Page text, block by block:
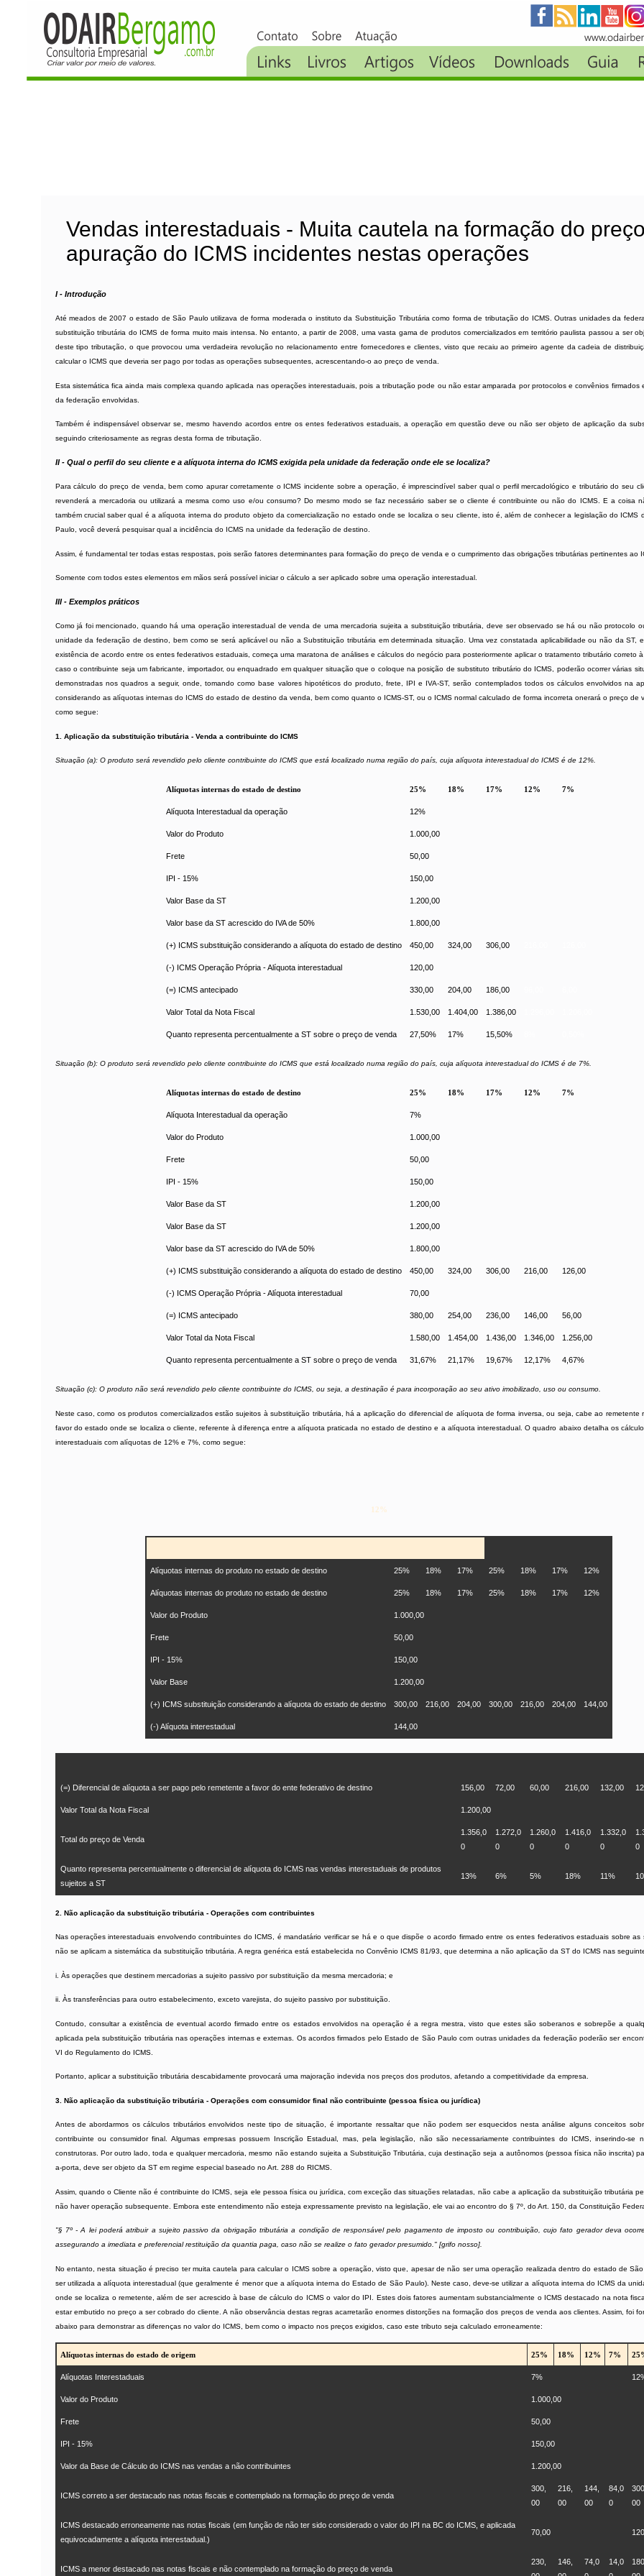
Vendas interestaduais - Muita cautela na formação do
apuração do ICMS incidentes nestas operações
I - Introdução
Até meados de 2007 o estado de São Paulo utilizava de forma moderada o instituto da Substituição Tributária como forma de tributação do ICMS. Outras unidades da
substituição tributária do ICMS de forma muito mais intensa. No entanto, a partir de 2008, uma vasta gama de produtos comercializados em território paulista passou a ser
deste tipo tributação, o que provocou uma verdadeira revolução no relacionamento entre fornecedores e clientes, visto que recaiu ao primeiro agente da cadeia de
calcular o ICMS que deveria ser pago por todas as operações subsequentes, acrescentando-o ao preço de venda.
Esta sistemática fica ainda mais complexa quando aplicada nas operações interestaduais, pois a tributação pode ou não estar amparada por protocolos e convênios firmados
da federação envolvidas.
Também é indispensável observar se, mesmo havendo acordos entre os entes federativos estaduais, a operação em questão deve ou não ser objeto de aplicação da
seguindo criteriosamente as regras desta forma de tributação.
II - Qual o perfil do seu cliente e a alíquota interna do ICMS exigida pela unidade da federação onde ele se localiza?
Para cálculo do preço de venda, bem como apurar corretamente o ICMS incidente sobre a operação, é imprescindível saber qual o perfil mercadológico e tributário do seu
revenderá a mercadoria ou utilizará a mesma como uso e/ou consumo? Do mesmo modo se faz necessário saber se o cliente é contribuinte ou não do ICMS. E a coisa
também crucial saber qual é a alíquota interna do produto objeto da comercialização no estado onde se localiza o seu cliente, isto é, além de conhecer a legislação do ICMS
Paulo, você deverá pesquisar qual a incidência do ICMS na unidade da federação de destino.
Assim, é fundamental ter todas estas respostas, pois serão fatores determinantes para formação do preço de venda e o cumprimento das obrigações tributárias pertinentes ao
Somente com todos estes elementos em mãos será possível iniciar o cálculo a ser aplicado sobre uma operação interestadual.
III - Exemplos práticos
Como já foi mencionado, quando há uma operação interestadual de venda de uma mercadoria sujeita a substituição tributária, deve ser observado se há ou não protocolo
unidade da federação de destino, bem como se será aplicável ou não a Substituição tributária em determinada situação. Uma vez constatada aplicabilidade ou não da ST,
existência de acordo entre os entes federativos estaduais, começa uma maratona de análises e cálculos do negócio para posteriormente aplicar o tratamento tributário correto à
caso o contribuinte seja um fabricante, importador, ou enquadrado em qualquer situação que o coloque na posição de substituto tributário do ICMS, poderão ocorrer várias
demonstradas nos quadros a seguir, onde, tomando como base valores hipotéticos do produto, frete, IPI e IVA-ST, serão contemplados todos os cálculos envolvidos na
considerando as alíquotas internas do ICMS do estado de destino da venda, bem como quanto o ICMS-ST, ou o ICMS normal calculado de forma incorreta onerará o preço de
como segue:
1. Aplicação da substituição tributária - Venda a contribuinte do ICMS
Situação (a): O produto será revendido pelo cliente contribuinte do ICMS que está localizado numa região do país, cuja alíquota interestadual do ICMS é de 12%.
Alíquotas internas do estado de destino 25% 18% 17% 12% 7%
Alíquota Interestadual da operação 12%
Valor do Produto 1.000,00
Frete 50,00
IPI - 15% 150,00
Valor Base da ST 1.200,00
Valor base da ST acrescido do IVA de 50% 1.800,00
(+) ICMS substituição considerando a alíquota do estado de destino 450,00 324,00 306,00
(-) ICMS Operação Própria - Alíquota interestadual 120,00
(=) ICMS antecipado 330,00 204,00 186,00
Valor Total da Nota Fiscal 1.530,00 1.404,00 1.386,00
Quanto representa percentualmente a ST sobre o preço de venda 27,50% 17% 15,50%
Situação (b): O produto será revendido pelo cliente contribuinte do ICMS que está localizado numa região do país, cuja alíquota interestadual do ICMS é de 7%.
Alíquotas internas do estado de destino 25% 18% 17% 12% 7%
Alíquota Interestadual da operação 7%
Valor do Produto 1.000,00
Frete 50,00
IPI - 15% 150,00
Valor Base da ST 1.200,00
Valor Base da ST 1.200,00
Valor base da ST acrescido do IVA de 50% 1.800,00
(+) ICMS substituição considerando a alíquota do estado de destino 450,00 324,00 306,00 216,00 126,00
(-) ICMS Operação Própria - Alíquota interestadual 70,00
(=) ICMS antecipado 380,00 254,00 236,00 146,00 56,00
Valor Total da Nota Fiscal 1.580,00 1.454,00 1.436,00 1.346,00 1.256,00
Quanto representa percentualmente a ST sobre o preço de venda 31,67% 21,17% 19,67% 12,17% 4,67%
Situação (c): O produto não será revendido pelo cliente contribuinte do ICMS, ou seja, a destinação é para incorporação ao seu ativo imobilizado, uso ou consumo.
Neste caso, como os produtos comercializados estão sujeitos à substituição tributária, há a aplicação do diferencial de alíquota de forma inversa, ou seja, cabe ao remetente
favor do estado onde se localiza o cliente, referente à diferença entre a alíquota praticada no estado de destino e a alíquota interestadual. O quadro abaixo detalha os
interestaduais com alíquotas de 12% e 7%, como segue:
12%
Alíquotas internas do produto no estado de destino 25% 18% 17% 25% 18% 17% 12%
Alíquotas internas do produto no estado de destino 25% 18% 17% 25% 18% 17% 12%
Valor do Produto 1.000,00
Frete 50,00
IPI - 15% 150,00
Valor Base 1.200,00
(+) ICMS substituição considerando a alíquota do estado de destino 300,00 216,00 204,00 300,00 216,00 204,00 144,00
(-) Alíquota interestadual 144,00
(=) Diferencial de alíquota a ser pago pelo remetente a favor do ente federativo de destino 156,00 72,00 60,00 216,00 132,00
Valor Total da Nota Fiscal 1.200,00
Total do preço de Venda
1.356,0
0
1.272,0
0
1.260,0
0
1.416,0
0
1.332,0
0
0
Quanto representa percentualmente o diferencial de alíquota do ICMS nas vendas interestaduais de produtos
sujeitos a ST
13% 6% 5% 18% 11%
2. Não aplicação da substituição tributária - Operações com contribuintes
Nas operações interestaduais envolvendo contribuintes do ICMS, é mandatário verificar se há e o que dispõe o acordo firmado entre os entes federativos estaduais sobre as
não se aplicam a sistemática da substituição tributária. A regra genérica está estabelecida no Convênio ICMS 81/93, que determina a não aplicação da ST do ICMS nas
i. Às operações que destinem mercadorias a sujeito passivo por substituição da mesma mercadoria; e
ii. Às transferências para outro estabelecimento, exceto varejista, do sujeito passivo por substituição.
Contudo, consultar a existência de eventual acordo firmado entre os estados envolvidos na operação é a regra mestra, visto que estes são soberanos e sobrepõe a
aplicada pela substituição tributária nas operações internas e externas. Os acordos firmados pelo Estado de São Paulo com outras unidades da federação poderão ser
VI do Regulamento do ICMS.
Portanto, aplicar a substituição tributária descabidamente provocará uma majoração indevida nos preços dos produtos, afetando a competitividade da empresa.
3. Não aplicação da substituição tributária - Operações com consumidor final não contribuinte (pessoa física ou jurídica)
Antes de abordarmos os cálculos tributários envolvidos neste tipo de situação, é importante ressaltar que não podem ser esquecidos nesta análise alguns conceitos
contribuinte ou consumidor final. Algumas empresas possuem Inscrição Estadual, mas, pela legislação, não são necessariamente contribuintes do ICMS, inserindo-se
construtoras. Por outro lado, toda e qualquer mercadoria, mesmo não estando sujeita a Substituição Tributária, cuja destinação seja a autônomos (pessoa física não inscrita)
a-porta, deve ser objeto da ST em regime especial baseado noArt. 288 do RICMS.
Assim, quando o Cliente não é contribuinte do ICMS, seja ele pessoa física ou jurídica, com exceção das situações relatadas, não cabe a aplicação da substituição tributária
não haver operação subsequente. Embora este entendimento não esteja expressamente previsto na legislação, ele vai ao encontro do § 7º, doArt. 150, da Constituição
"§ 7º - A lei poderá atribuir a sujeito passivo da obrigação tributária a condição de responsável pelo pagamento de imposto ou contribuição, cujo fato gerador deva
assegurando a imediata e preferencial restituição da quantia paga, caso não se realize o fato gerador presumido." [grifo nosso].
No entanto, nesta situação é preciso ter muita cautela para calcular o ICMS sobre a operação, visto que, apesar de não ser uma operação realizada dentro do estado de
ser utilizada a alíquota interestadual (que geralmente é menor que a alíquota interna do Estado de São Paulo). Neste caso, deve-se utilizar a alíquota interna do ICMS da
onde se localiza o remetente, além de ser acrescido à base de cálculo do ICMS o valor do IPI. Estes dois fatores aumentam substancialmente o ICMS destacado na nota
estar embutido no preço a ser cobrado do cliente. A não observância destas regras acarretarão enormes distorções na formação dos preços de venda aos clientes. Assim, foi
abaixo para demonstrar as diferenças no valor do ICMS, bem como o impacto nos preços exigidos, caso este tributo seja calculado erroneamente:
Alíquotas internas do estado de origem 25% 18% 12% 7%
Alíquotas Interestaduais 7%
Valor do Produto 1.000,00
Frete 50,00
IPI - 15% 150,00
Valor da Base de Cálculo do ICMS nas vendas a não contribuintes 1.200,00
ICMS correto a ser destacado nas notas fiscais e contemplado na formação do preço de venda
300,
00
216,
00
144,
00
84,0
0
00
ICMS destacado erroneamente nas notas fiscais (em função de não ter sido considerado o valor do IPI na BC do ICMS, e aplicada
equivocadamente a alíquota interestadual.)
70,00
ICMS a menor destacado nas notas fiscais e não contemplado na formação do preço de venda
230,
146,
74,0
14,0